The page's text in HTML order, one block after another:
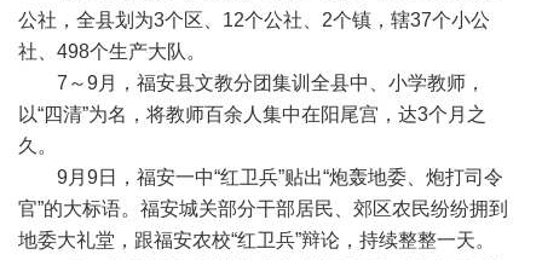
公社，全县划为3个区、12个公社、2个镇，辖37个小公
社、498个生产大队。
7～9月，福安县文教分团集训全县中、小学教师，
以“四清”为名，将教师百余人集中在阳尾宫，达3个月之
久。
9月9日，福安一中“红卫兵”贴出“炮轰地委、炮打司令
官”的大标语。福安城关部分干部居民、郊区农民纷纷拥到
地委大礼堂，跟福安农校“红卫兵”辩论，持续整整一天。